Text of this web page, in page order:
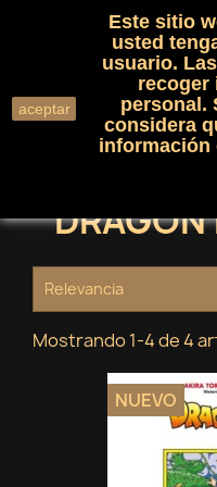
search
DRAGON
Relevancia
Mostrando 1-4 de 4
NUEVO
aceptar
Este sitio
usted
usuario.
recoger
personal.
considera
información